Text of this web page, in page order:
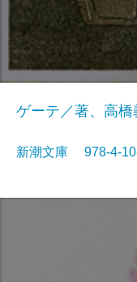
ゲーテ／著、高橋
新潮文庫 978-4-